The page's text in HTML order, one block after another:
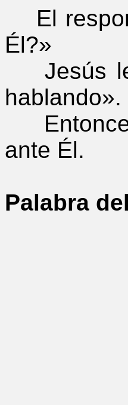
El
Él?»
Jesús le
hablando».
ante Él.
Palabra